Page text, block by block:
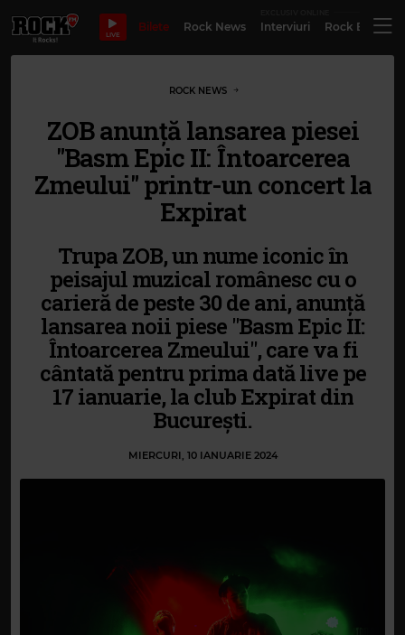
LIVE
Bilete Rock News Interviuri Rock
ROCK NEWS
ZOB anunță lansarea piesei
"Basm Epic II: Întoarcerea
Zmeului" printr-un concert la
Expirat
Trupa ZOB, un nume iconic în
peisajul muzical românesc cu o
carieră de peste 30 de ani, anunță
lansarea noii piese "Basm Epic II:
Întoarcerea Zmeului", care va fi
cântată pentru prima dată live pe
17 ianuarie, la club Expirat din
București.
MIERCURI, 10 IANUARIE 2024